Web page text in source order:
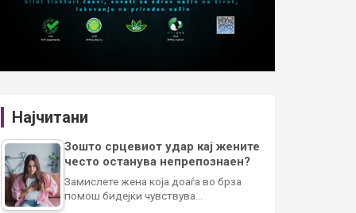
Најчитани
Зошто срцевиот удар кај жените
често останува непрепознаен?
Замислете жена која доаѓа во брза
помош бидејќи чувствува…